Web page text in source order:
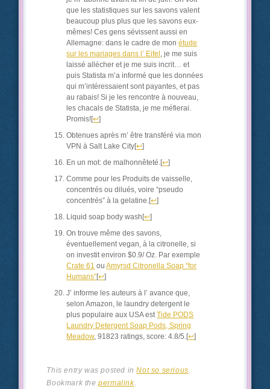
que les statistiques sur les savons valent
beaucoup plus plus que les savons eux-
mêmes! Ces gens sévissent aussi en
Allemagne: dans le cadre de monétude
sur les mariages dans l’ Eifel , je me suis
laissé allécher et je me suis incrit… et
puis Statista m’a informé que les données
qui m’intéressaient sont payantes, et pas
au rabais! Si je les rencontre à nouveau,
les chacals de Statista, je me méfierai.
Promis![↩]
Obtenues après m’ être transféré via mon
VPN à Salt Lake City[↩]
En un mot: de malhonnêteté.[↩]
Comme pour les Produits de vaisselle,
concentrés ou dilués, voire “pseudo
concentrés” à la gelatine.[↩]
Liquid soap body wash [↩]
On trouve même des savons,
éventuellement vegan, à la citronelle, si
on investit environ $0.9/ Oz. Par exemple
Crate 61 ouAmyrsd Citronella Soap “for
Humans”[↩]
J’ informe les auteurs à l’ avance que,
selon Amazon, le laundry detergent le
plus populaire aux USA estTide PODS
Laundry Detergent Soap Pods, Spring
Meadow, 91823 ratings, score: 4.8/5.[↩]
This entry was posted inNot so serious.
Bookmark thepermalink.